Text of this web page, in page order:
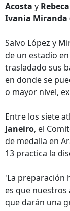
Acosta y
Ivania Miranda
Salvo López y
de un estadio
trasladado sus
en donde se
o mayor nivel,
Entre los siete
Janeiro, el
de medalla en
13 practica la
'La preparación
es que nuestros
que darán una